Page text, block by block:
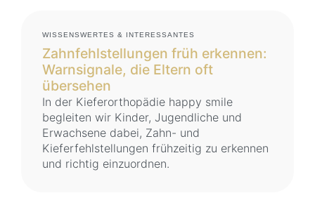
WISSENSWERTES & INTERESSANTES
Zahnfehlstellungen früh erkennen:
Warnsignale, die Eltern oft
übersehen
In der Kieferorthopädie happy smile
begleiten wir Kinder, Jugendliche und
Erwachsene dabei, Zahn- und
Kieferfehlstellungen frühzeitig zu erkennen
und richtig einzuordnen.